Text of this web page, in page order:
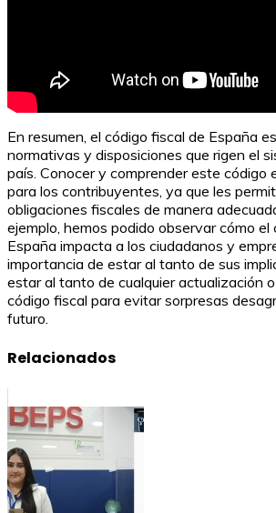
En resumen, el código fiscal de España
normativas y disposiciones que rigen el
país. Conocer y comprender este código
para los contribuyentes, ya que les
obligaciones fiscales de manera
ejemplo, hemos podido observar cómo el
España impacta a los ciudadanos y
importancia de estar al tanto de sus
estar al tanto de cualquier actualización
código fiscal para evitar sorpresas
futuro.
Relacionados